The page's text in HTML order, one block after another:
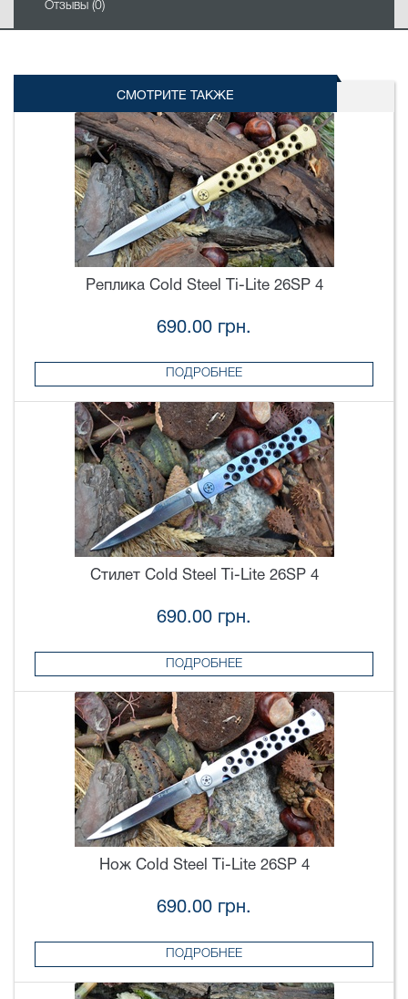
Отзывы (0)
СМОТРИТЕ ТАКЖЕ
Реплика Cold Steel Ti-Lite 26SP 4
690.00 грн.
ПОДРОБНЕЕ
Стилет Cold Steel Ti-Lite 26SP 4
690.00 грн.
ПОДРОБНЕЕ
Нож Cold Steel Ti-Lite 26SP 4
690.00 грн.
ПОДРОБНЕЕ